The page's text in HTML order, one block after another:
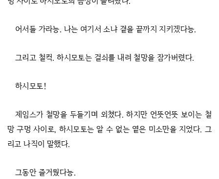
어서들 가라능. 나는 여기서 소냐 곁을 끝까지 지키겠다능.
그리고 철컥. 하시모토는 걸쇠를 내려 철망을 잠가버렸다.
하시모토!
제임스가 철망을 두들기며 외쳤다. 하지만 언뜻언뜻 보이는 철
망 구멍 사이로, 하시모토는 알 수 없는 옅은 미소만을 지었다. 그
리고 나직이 말했다.
그동안 즐거웠다능.